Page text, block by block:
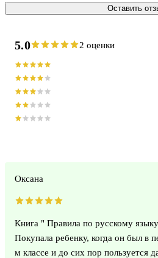
Оставить
5.0 2 оценки
Оксана
Книга " Правила по русскому
Покупала ребенку, когда он был в
м классе и до сих пор пользуется